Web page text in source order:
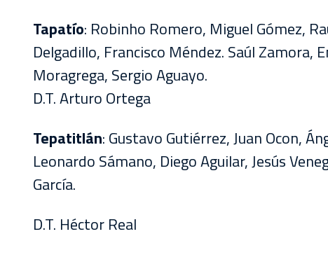
Tapatío: Robinho Romero, Miguel Gómez,
Delgadillo, Francisco Méndez. Saúl Zamora,
Moragrega, Sergio Aguayo.
D.T. Arturo Ortega
Tepatitlán: Gustavo Gutiérrez, Juan Ocon,
Leonardo Sámano, Diego Aguilar, Jesús
García.
D.T. Héctor Real